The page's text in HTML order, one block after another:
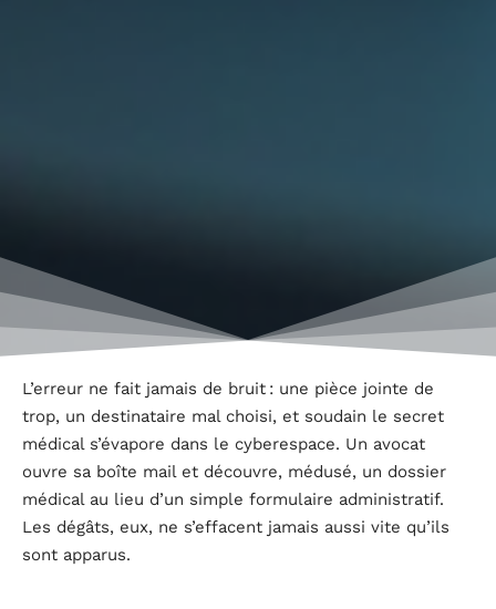
L’erreur ne fait jamais de bruit : une pièce jointe de
trop, un destinataire mal choisi, et soudain le secret
médical s’évapore dans le cyberespace. Un avocat
ouvre sa boîte mail et découvre, médusé, un dossier
médical au lieu d’un simple formulaire administratif.
Les dégâts, eux, ne s’effacent jamais aussi vite qu’ils
sont apparus.